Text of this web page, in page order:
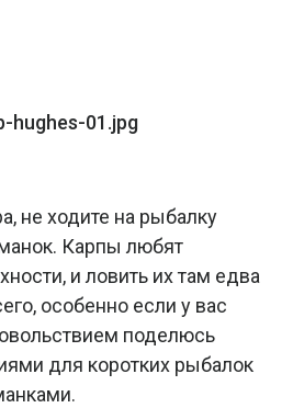
не ходите на рыбалку
Карпы любят
и ловить их там едва
особенно если у вас
поделюсь
для коротких рыбалок